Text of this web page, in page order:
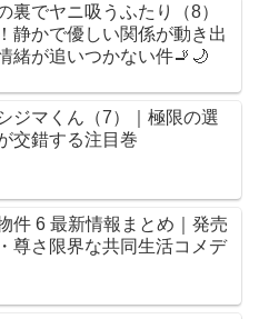
裏でヤニ吸うふたり（8）
静かで優しい関係が動き出
緒が追いつかない件🚬🌙
ジマくん（7）｜極限の選
交錯する注目巻
件 6 最新情報まとめ｜発売
尊さ限界な共同生活コメデ